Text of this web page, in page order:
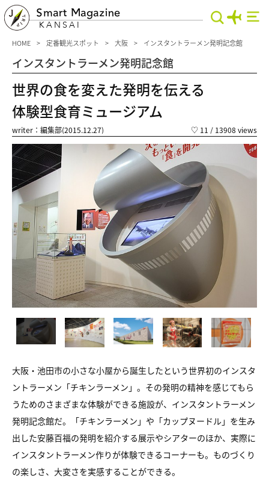
Smart Magazine
KANSAI
HOME 定番観光スポット 大阪 インスタントラーメン発明記念館
インスタントラーメン発明記念館
世界の食を変えた発明を伝える
体験型食育ミュージアム
writer：編集部(2015.12.27) ♡ 11 / 13908 views
大阪・池田市の小さな小屋から誕生したという世界初のインスタ
ントラーメン「チキンラーメン」。その発明の精神を感じてもら
うためのさまざまな体験ができる施設が、インスタントラーメン
発明記念館だ。「チキンラーメン」や「カップヌードル」を生み
出した安藤百福の発明を紹介する展示やシアターのほか、実際に
インスタントラーメン作りが体験できるコーナーも。ものづくり
の楽しさ、大変さを実感することができる。